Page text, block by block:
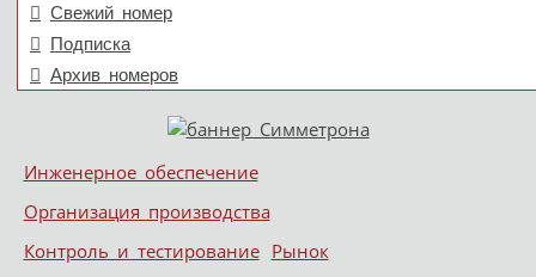
Свежий номер
Подписка
Архив номеров
Меню
Skip to content
Инженерное обеспечение
Организация производства
Контроль и тестирование Рынок